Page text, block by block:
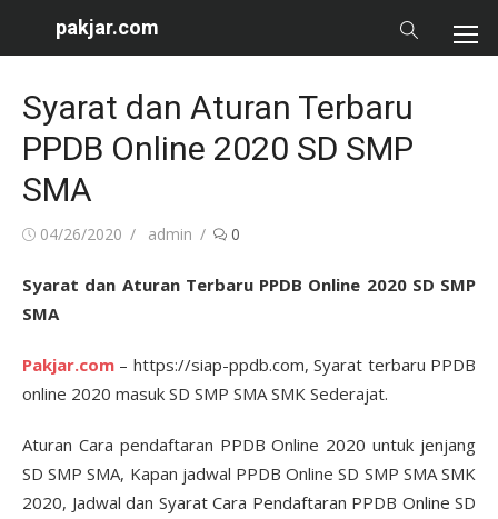
pakjar.com
Syarat dan Aturan Terbaru
PPDB Online 2020 SD SMP
SMA
Posted
04/26/2020 Author
admin 0
Syarat dan Aturan Terbaru PPDB Online 2020 SD SMP
SMA
Pakjar.com – https://siap-ppdb.com, Syarat terbaru PPDB
online 2020 masuk SD SMP SMA SMK Sederajat.
Aturan Cara pendaftaran PPDB Online 2020 untuk jenjang
SD SMP SMA, Kapan jadwal PPDB Online SD SMP SMA SMK
2020, Jadwal dan Syarat Cara Pendaftaran PPDB Online SD